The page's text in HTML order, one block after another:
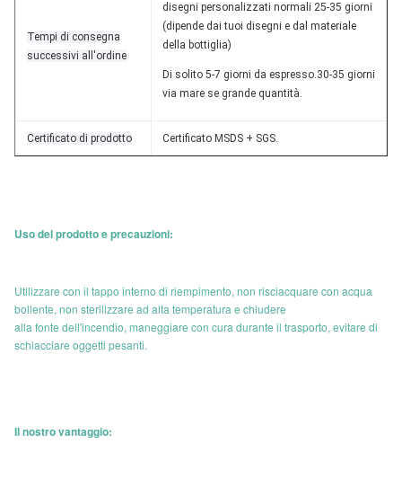
Tempi di consegna
successivi all'ordine
disegni personalizzati normali 25-35 giorni
(dipende dai tuoi disegni e dal materiale
della bottiglia)
Di solito 5-7 giorni da espresso.30-35 giorni
via mare se grande quantità.
Certificato di prodotto Certificato MSDS + SGS.
Uso del prodotto e precauzioni:
Utilizzare con il tappo interno di riempimento, non risciacquare con acqua
bollente, non sterilizzare ad alta temperatura e chiudere
alla fonte dell'incendio, maneggiare con cura durante il trasporto, evitare di
schiacciare oggetti pesanti.
Il nostro vantaggio: